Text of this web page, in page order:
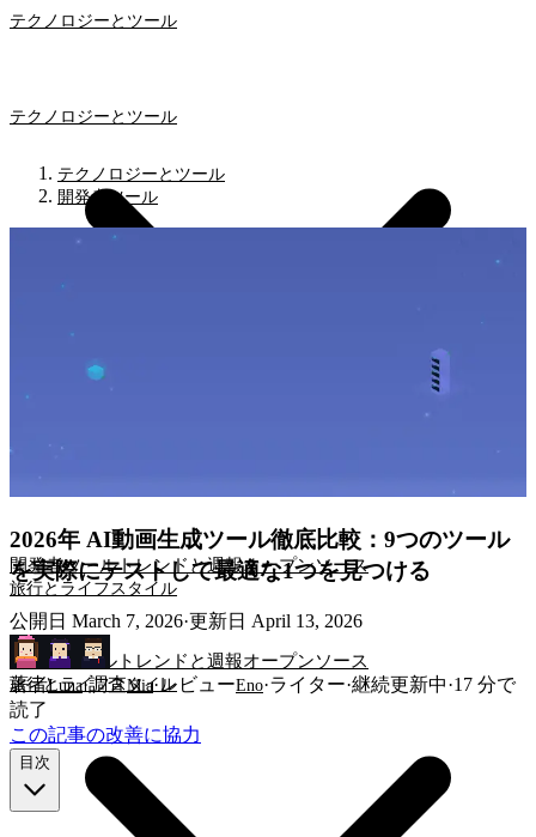
テクノロジーとツール
開発者ツールトレンドと週報オープンソース
旅行とライフスタイル
テクノロジーとツール
開発者ツール トレンドと週報オープンソース
旅行とライフスタイル
テクノロジーとツール
開発者ツール
2026年 AI動画生成ツール徹底比較：9つのツール
を実際にテストして最適な1つを見つける
公開日 March 7, 2026·更新日 April 13, 2026
著者Luna·調査Mia·レビューEno·ライター·継続更新中·17 分で
読了
この記事の改善に協力
目次